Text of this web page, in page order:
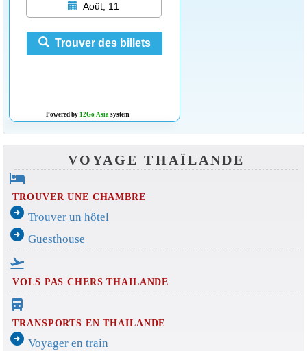
Août, 11
Trouver des billets
Powered by 12Go Asiasystem
VOYAGE THAÏLANDE
hotel
TROUVER UNE CHAMBRE
arrow_circle_right Trouver un hôtel
arrow_circle_right Guesthouse
flight_takeoff
VOLS PAS CHERS THAILANDE
directions_bus_filled
TRANSPORTS EN THAILANDE
arrow_circle_right Voyager en train